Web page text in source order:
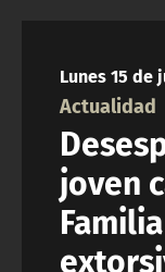
Lunes 15 de
Actualidad
joven